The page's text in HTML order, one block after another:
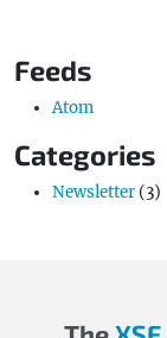
Feeds
Atom
Categories
Newsletter (3)